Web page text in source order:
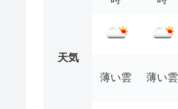
天気
薄い雲
薄い雲